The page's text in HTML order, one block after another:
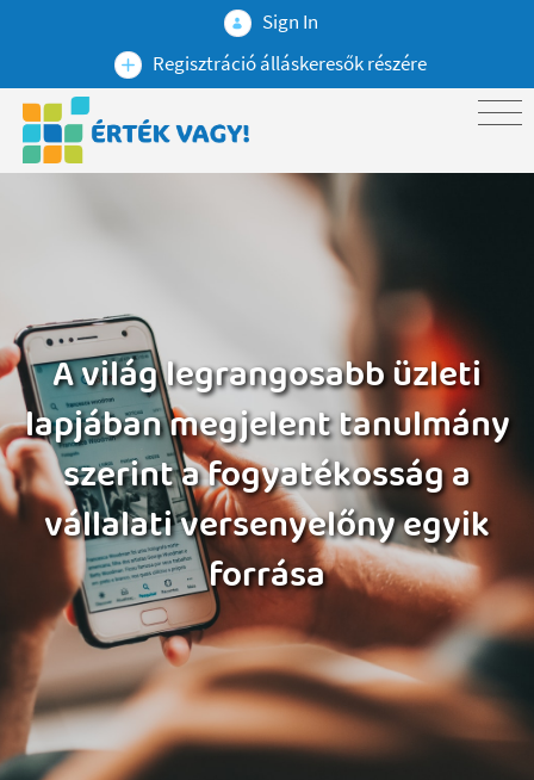
Sign In
Regisztráció álláskeresők részére
A világ legrangosabb üzleti
lapjában megjelent tanulmány
szerint a fogyatékosság a
vállalati versenyelőny egyik
forrása